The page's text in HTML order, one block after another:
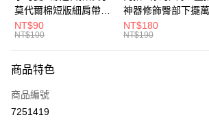
Google Pay
全盈+PAY
大哥付你分期
【大哥付你分期使用說明】
1.本服務由台灣大哥大提供，台灣大哥大用戶可立即
AFTEE先享後付
莫代爾棉短版細肩帶素
色背心(白.黑.灰L-2L)-
U582眼圈熊中大尺碼
NT$90
NT$100
神器修飾臀部下擺萬
內搭裙/遮臀裙(黑2L-
6L)-Q155眼圈熊中大
NT$180
NT$190
商品特色
商品編號
7251419